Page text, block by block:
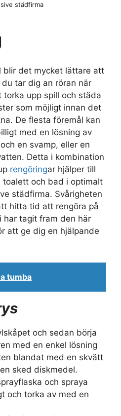
städfirma
blir det mycket lättare att
tar dig an röran när
upp spill och städa
som möjligt innan det
De flesta föremål kan
med en lösning av
en svamp, eller en
Detta i kombination
rengöringar hjälper till
toalett och bad i optimalt
städfirma. Svårigheten
hitta tid att rengöra på
tagit fram den här
att ge dig en hjälpande
tumba
och sedan börja
med en enkel lösning
blandat med en skvätt
sked diskmedel.
och spraya
och torka av med en